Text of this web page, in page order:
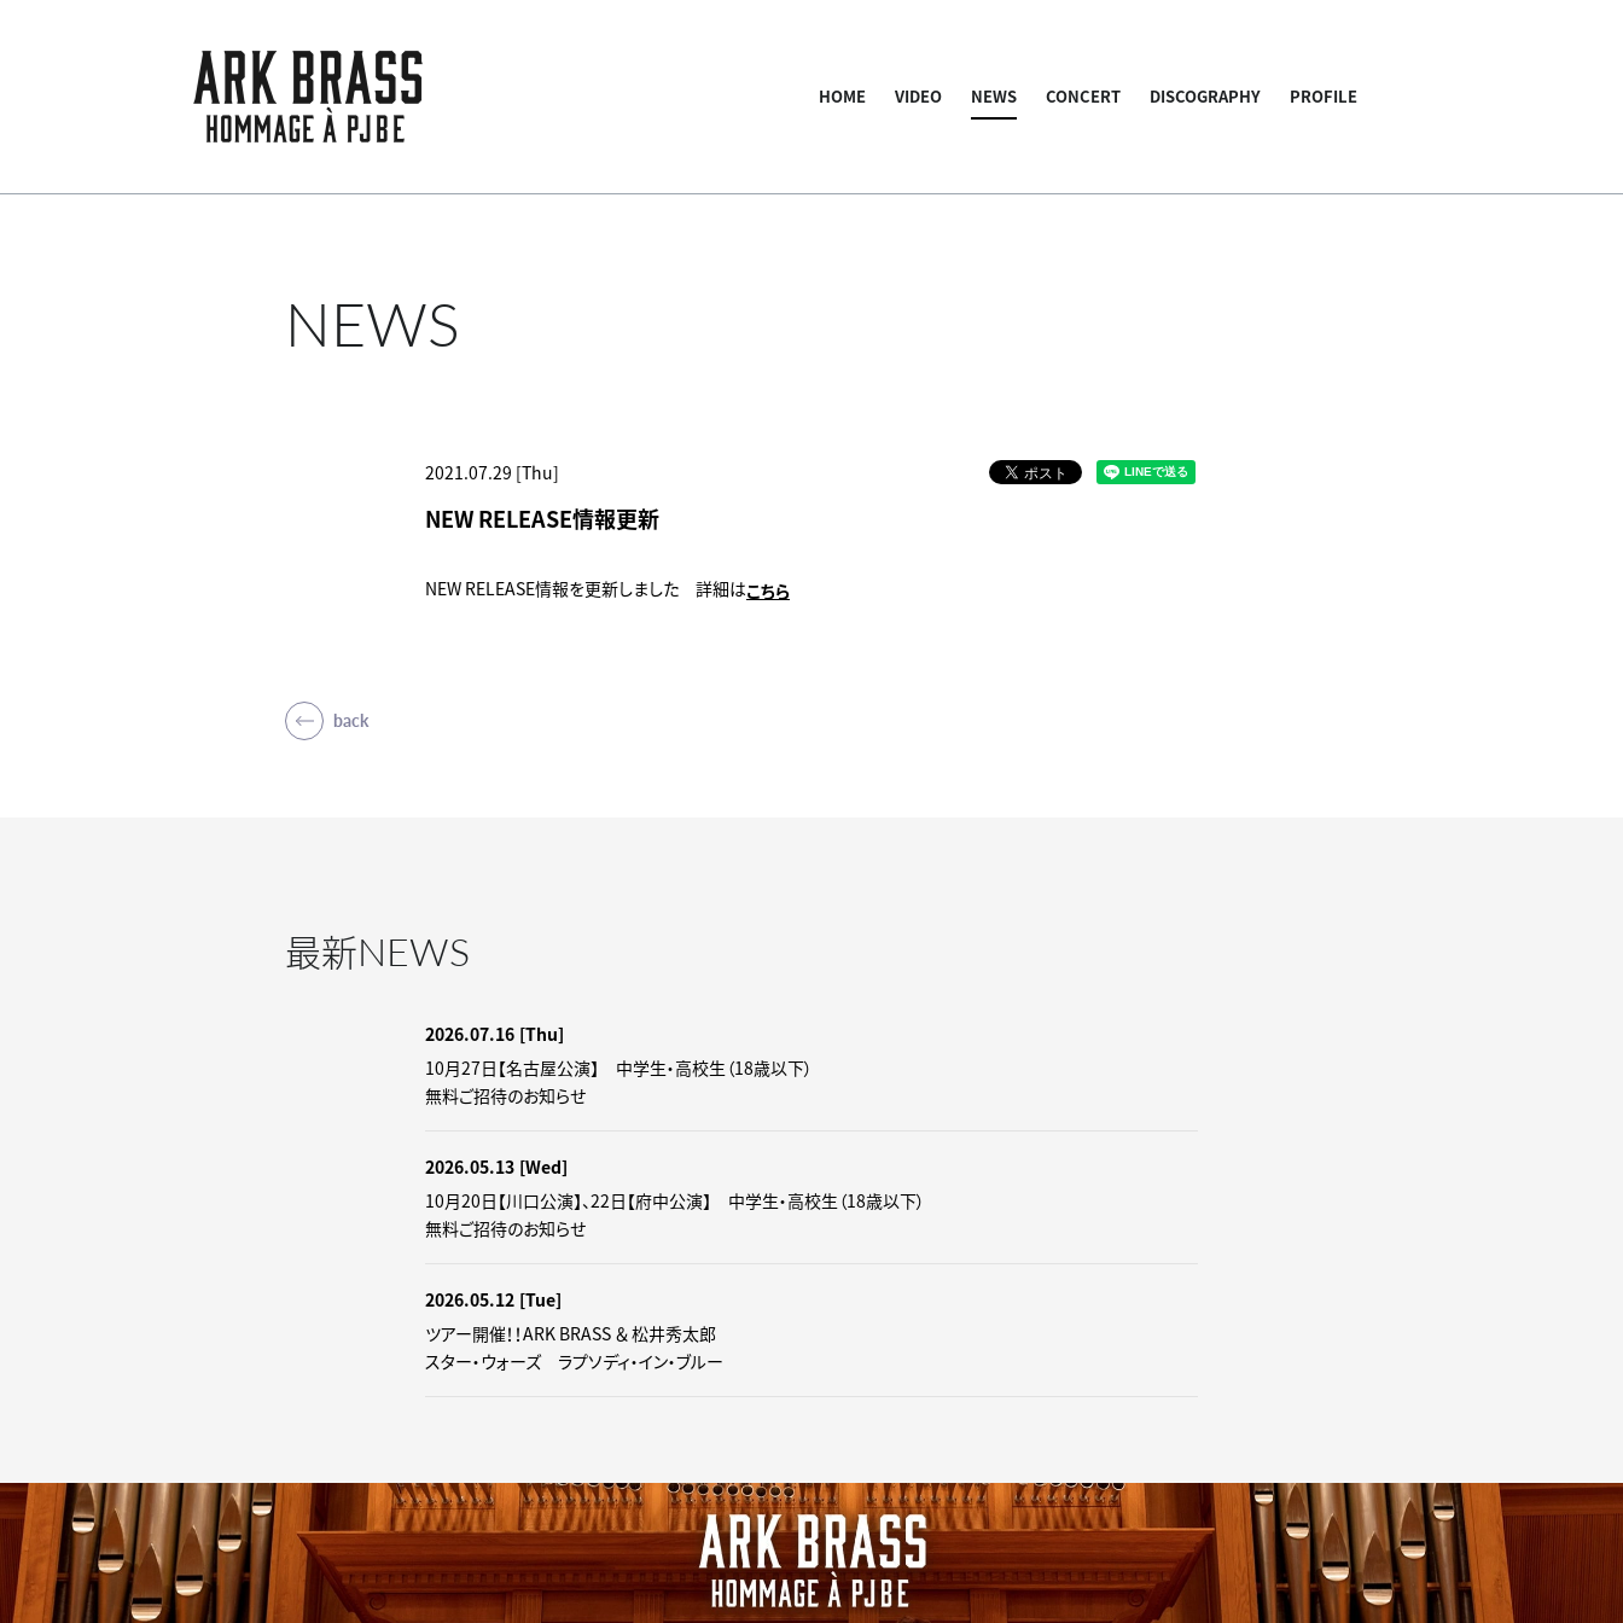
HOME VIDEO NEWS CONCERT DISCOGRAPHY PROFILE
NEWS
2021.07.29 [Thu]
NEW RELEASE情報更新
NEW RELEASE情報を更新しました 詳細はこちら
back
最新NEWS
2026.07.16 [Thu]
10月27日【名古屋公演】 中学生・高校生（18歳以下）
無料ご招待のお知らせ
2026.05.13 [Wed]
10月20日【川口公演】、22日【府中公演】 中学生・高校生（18歳以下）
無料ご招待のお知らせ
2026.05.12 [Tue]
ツアー開催！！ARK BRASS ＆ 松井秀太郎
スター・ウォーズ ラプソディ・イン・ブルー